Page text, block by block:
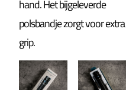
hand. Het bijgeleverde
polsbandje zorgt voor extra
grip.